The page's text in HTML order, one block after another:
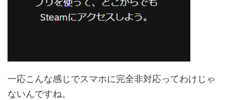
一応こんな感じでスマホに完全非対応ってわけじゃ
ないんですね。